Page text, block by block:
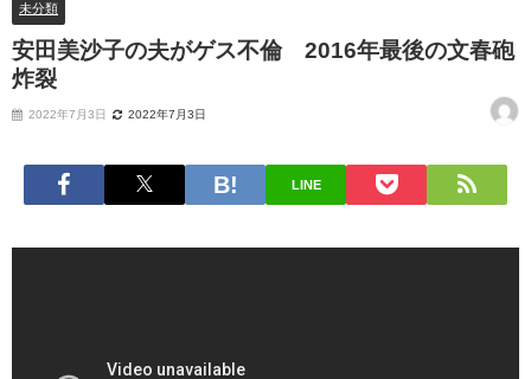
未分類
安田美沙子の夫がゲス不倫 2016年最後の文春砲
炸裂
2022年7月3日 2022年7月3日
LINE